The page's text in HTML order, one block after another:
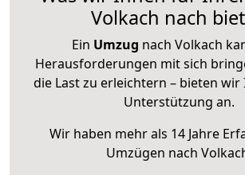
Volkach nach
Ein Umzug nach Volkach
Herausforderungen mit sich
die Last zu erleichtern – bieten
Unterstützung an.
Wir haben mehr als 14 Jahre
Umzügen nach